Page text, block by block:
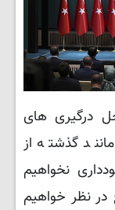
حل درگیری های
گذشته از
نخواهیم
در نظر خواهیم